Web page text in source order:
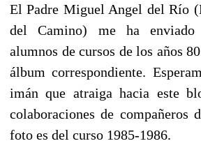
El Padre Miguel Angel del Río
del Camino) me ha
alumnos de cursos de los años
álbum correspondiente.
imán que atraiga hacia este
colaboraciones de compañeros
foto es del curso 1985-1986.